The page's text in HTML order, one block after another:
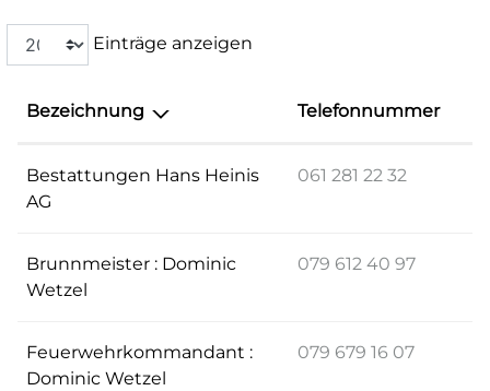
Einträge anzeigen
Bezeichnung Telefonnummer
Bestattungen Hans Heinis
AG
061 281 22 32
Brunnmeister : Dominic
Wetzel
079 612 40 97
Feuerwehrkommandant :
Dominic Wetzel
079 679 16 07